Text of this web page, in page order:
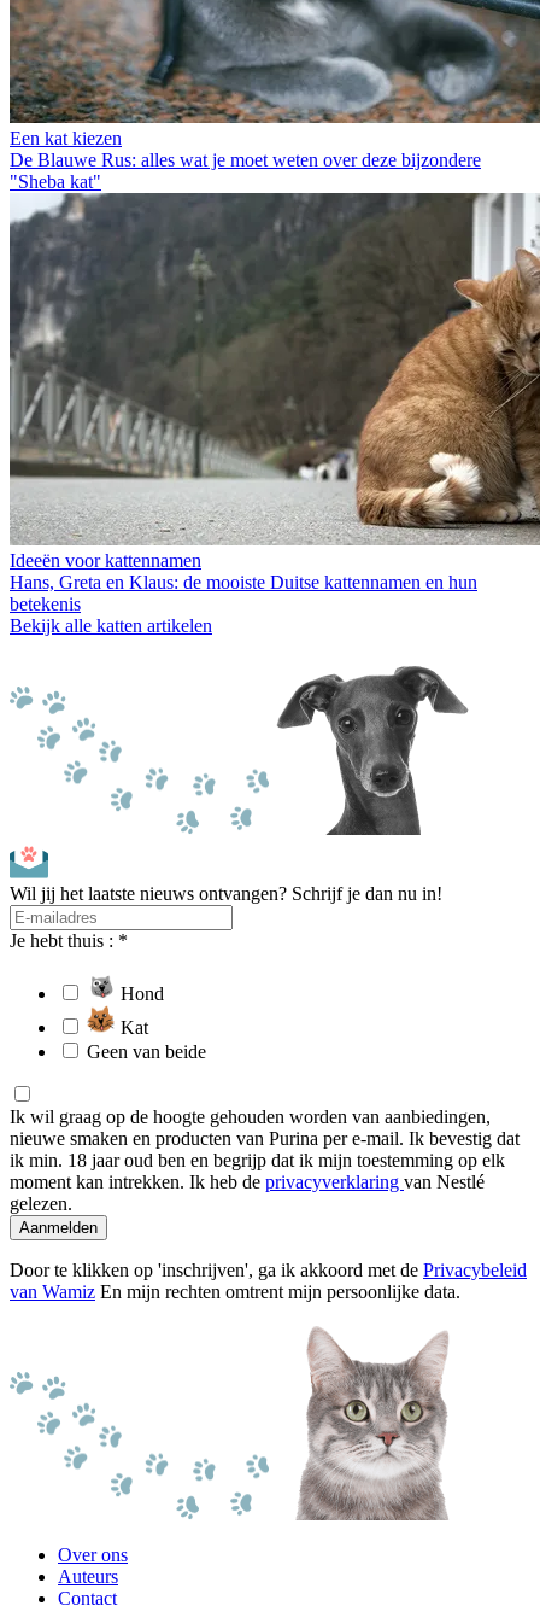
Een kat kiezen
De Blauwe Rus: alles wat je moet weten over deze bijzondere
"Sheba kat"
Ideeën voor kattennamen
Hans, Greta en Klaus: de mooiste Duitse kattennamen en hun
betekenis
Bekijk alle katten artikelen
Wil jij het laatste nieuws ontvangen? Schrijf je dan nu in!
Je hebt thuis : *
Hond
Kat
Geen van beide
Ik wil graag op de hoogte gehouden worden van aanbiedingen,
nieuwe smaken en producten van Purina per e-mail. Ik bevestig dat
ik min. 18 jaar oud ben en begrijp dat ik mijn toestemming op elk
moment kan intrekken. Ik heb de privacyverklaring van Nestlé
gelezen.
Aanmelden
Door te klikken op 'inschrijven', ga ik akkoord met de Privacybeleid
van Wamiz En mijn rechten omtrent mijn persoonlijke data.
Over ons
Auteurs
Contact